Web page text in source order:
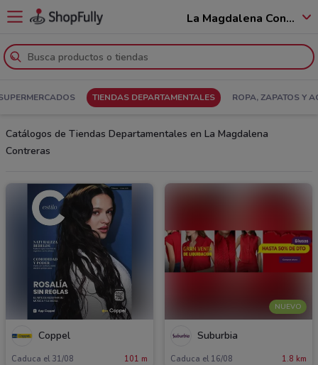
La Magdalena Contreras - 10020
TIENDAS DEPARTAMENTALES ROPA, ZAPATOS Y
Catálogos de Tiendas Departamentales en La Magdalena
Contreras
Coppel
Caduca el 31/08 101 m
NUEVO
Suburbia
Caduca el 16/08 1.8 km